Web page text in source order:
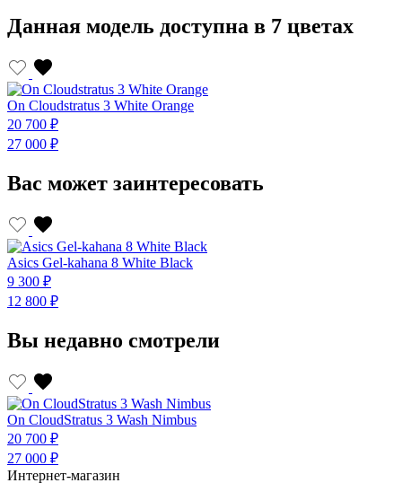
Данная модель доступна в 7 цветах
On Cloudstratus 3 White Orange
20 700 ₽
27 000 ₽
Вас может заинтересовать
Asics Gel-kahana 8 White Black
9 300 ₽
12 800 ₽
Вы недавно смотрели
On CloudStratus 3 Wash Nimbus
20 700 ₽
27 000 ₽
Интернет-магазин